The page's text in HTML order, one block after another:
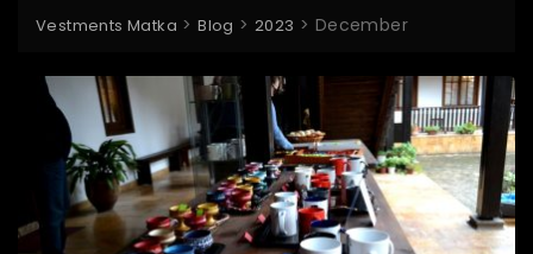
Vestments Matka >Blog >2023 > December